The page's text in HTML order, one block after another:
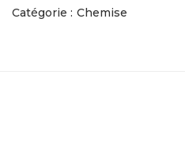
Catégorie : Chemise